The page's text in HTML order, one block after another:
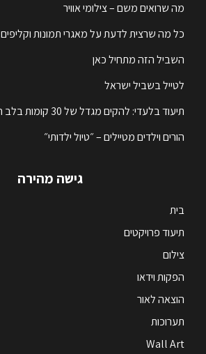
מה שרואים משם – צילומי אוויר
כל מה שרצית לדעת על מאגרי תמונות וקליפים
השביל הזה מתחיל כאן
לטייל בשביל ישראל
תיעוד בלעדי: להקים מגדל של 30 קומות בלב הים
הורים וילדים מטיילים – ״טיול ילדותי״
גישה מהירה
בית
תיעוד פרויקטים
צילום
הפקות וידאו
הוצאה לאור
תערוכות
Wall Art